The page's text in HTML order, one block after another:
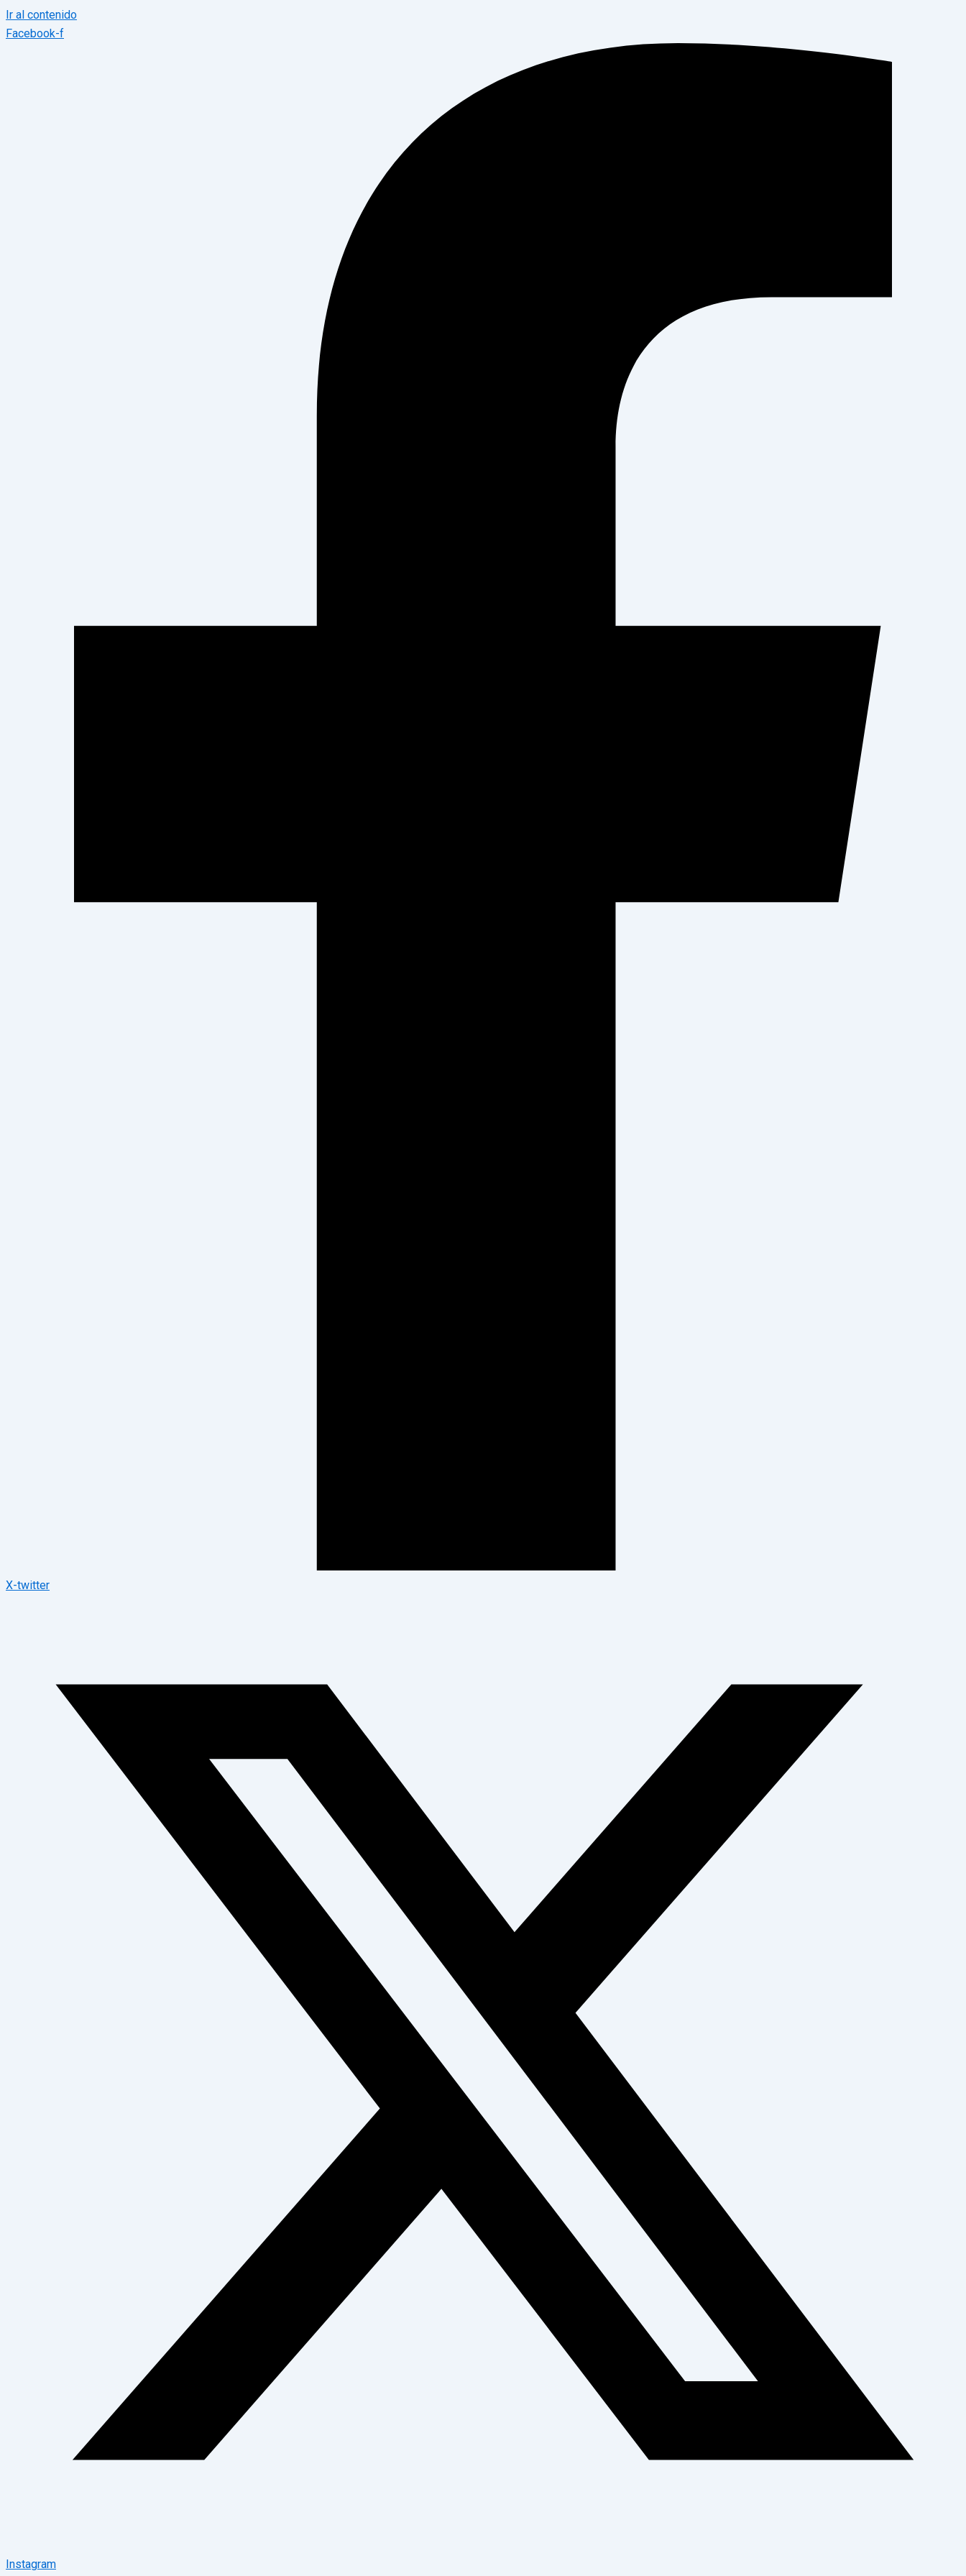
Ir al contenido
Facebook-f
X-twitter
Instagram